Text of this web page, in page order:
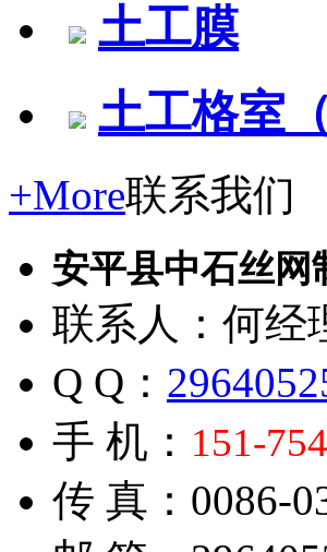
土工膜
土工格室
+More联系我们
安平县中石丝网
联系人：何经
Q Q：
手 机： 151-
传 真：0086-